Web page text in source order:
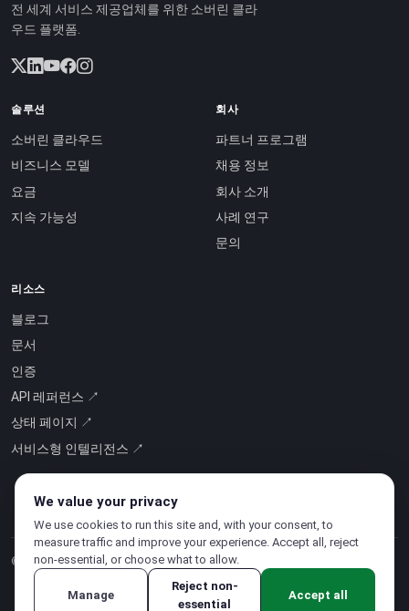
전 세계 서비스 제공업체를 위한 소버린 클라
우드 플랫폼.
솔루션
소버린 클라우드
비즈니스 모델
요금
지속 가능성
회사
파트너 프로그램
채용 정보
회사 소개
사례 연구
문의
리소스
블로그
문서
인증
API 레퍼런스 ↗
상태 페이지 ↗
서비스형 인텔리전스 ↗
© 2026 CloudSigma Holding AG.모든 권리 보유
We value your privacy
We use cookies to run this site and, with your consent, to
measure traffic and improve your experience. Accept all, reject
non-essential, or choose what to allow.
Manage
Reject non-
essential
Accept all